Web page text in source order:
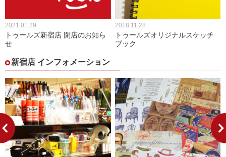
2021.01.29
トゥールズ新宿店 閉店のお知ら
せ
2018.11.28
トゥールズオリジナルスケッチ
ブック
新宿店 インフォメーション